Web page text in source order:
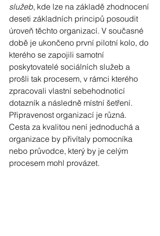
služeb, kde lze na základě zhodnocení
deseti základních principů posoudit
úroveň těchto organizací. V současné
době je ukončeno první pilotní kolo, do
kterého se zapojili samotní
poskytovatelé sociálních služeb a
prošli tak procesem, v rámci kterého
zpracovali vlastní sebehodnoticí
dotazník a následně místní šetření.
Připravenost organizací je různá.
Cesta za kvalitou není jednoduchá a
organizace by přivítaly pomocníka
nebo průvodce, který by je celým
procesem mohl provázet.